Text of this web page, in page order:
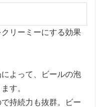
リーミーにする効果
よって、ビールの泡
す。
持続力も抜群。ビー